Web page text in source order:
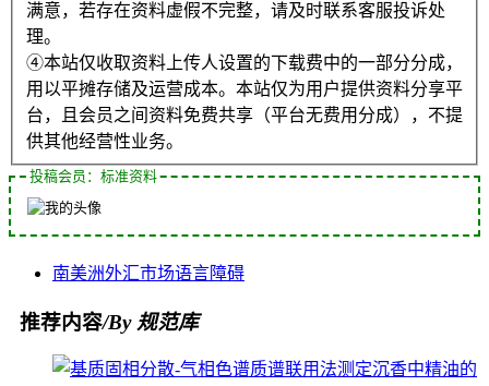
满意，若存在资料虚假不完整，请及时联系客服投诉处
理。
④本站仅收取资料上传人设置的下载费中的一部分分成，
用以平摊存储及运营成本。本站仅为用户提供资料分享平
台，且会员之间资料免费共享（平台无费用分成），不提
供其他经营性业务。
投稿会员：标准资料
南美洲外汇市场语言障碍
推荐内容/By 规范库